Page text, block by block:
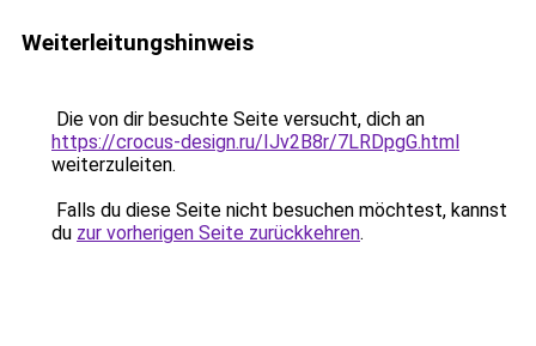
Weiterleitungshinweis
Die von dir besuchte Seite versucht, dich an
https://crocus-design.ru/IJv2B8r/7LRDpgG.html
weiterzuleiten.
Falls du diese Seite nicht besuchen möchtest, kannst
du zur vorherigen Seite zurückkehren.